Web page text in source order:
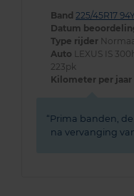
Band 225/45R17
Datum
Type rijder
Auto
LEXUS IS
223pk
Kilometer per jaar
Prima banden,
na vervanging